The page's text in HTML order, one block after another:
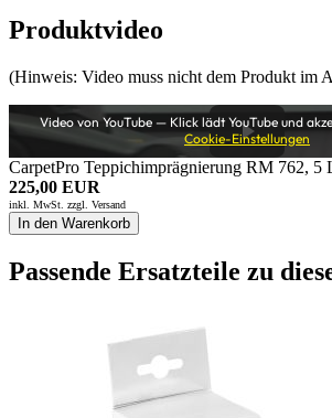
Produktvideo
(Hinweis: Video muss nicht dem Produkt im
Video von YouTube — Klick lädt YouTube und
Cookie-Einstellungen
CarpetPro Teppichimprägnierung RM 762, 5
225,00 EUR
inkl. MwSt. zzgl. Versand
In den Warenkorb
Passende Ersatzteile zu